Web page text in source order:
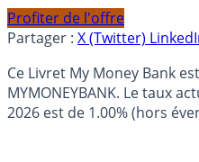
Profiter de l'offre
Partager : X (Twitter)
Ce Livret My Money Bank
MYMONEYBANK. Le taux
2026 est de 1.00% (hors